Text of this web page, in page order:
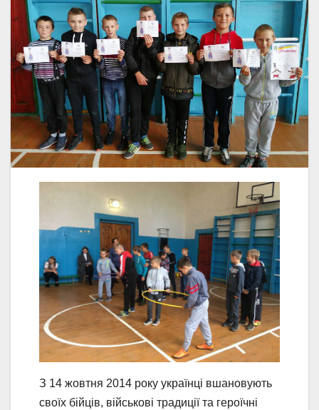
З 14 жовтня 2014 року українці вшановують
своїх бійців, військові традиції та героїчні